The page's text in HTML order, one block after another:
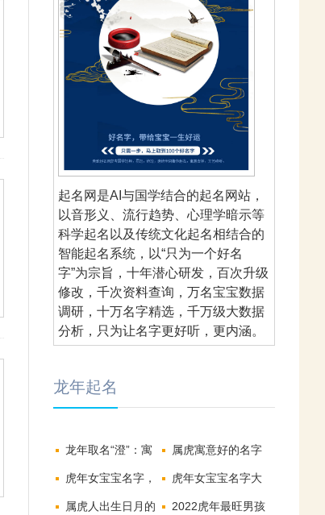
起名网是AI与国学结合的起名网站，
以音形义、流行趋势、心理学暗示等
科学起名以及传统文化起名相结合的
智能起名系统，以“只为一个好名
字”为宗旨，十年潜心研发，百次升级
修改，千次资料查询，万名宝宝数据
调研，十万名字精选，千万级大数据
分析，只为让名字更好听，更内涵。
龙年起名
龙年取名“澄”：寓
意深远，清澈如龙
属虎寓意好的名字
大全
虎年女宝宝名字，
吉祥如意的女孩名
虎年女宝宝名字大
全
属虎人出生日月的 2022虎年最旺男孩